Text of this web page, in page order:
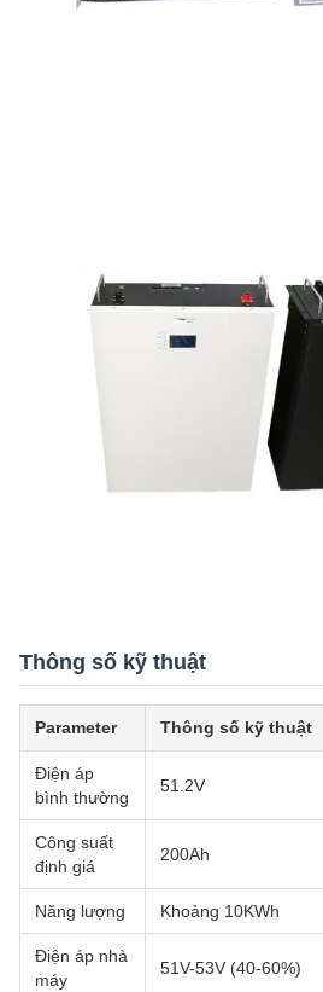
Thông số kỹ thuật
Parameter Thông số kỹ thuật
Điện áp
bình thường
51.2V
Công suất
định giá
200Ah
Năng lượng Khoảng 10KWh
Điện áp nhà
máy
51V-53V (40-60%)